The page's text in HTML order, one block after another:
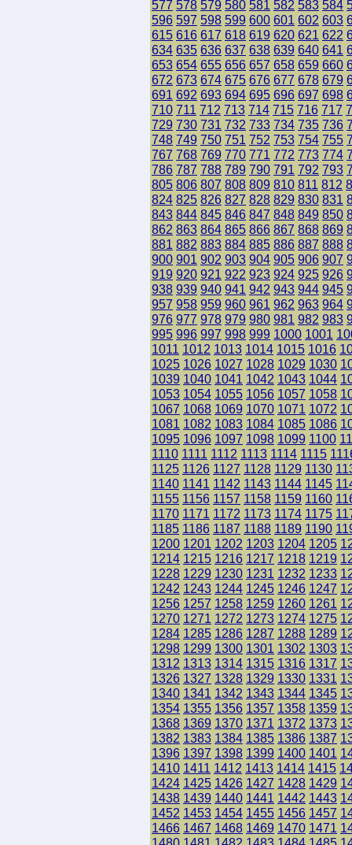
577 578 579 580 581 582 583 584
596 597 598 599 600 601 602 603
615 616 617 618 619 620 621 622
634 635 636 637 638 639 640 641
653 654 655 656 657 658 659 660
672 673 674 675 676 677 678 679
691 692 693 694 695 696 697 698
710 711 712 713 714 715 716 717
729 730 731 732 733 734 735 736
748 749 750 751 752 753 754 755
767 768 769 770 771 772 773 774
786 787 788 789 790 791 792 793
805 806 807 808 809 810 811 812
824 825 826 827 828 829 830 831
843 844 845 846 847 848 849 850
862 863 864 865 866 867 868 869
881 882 883 884 885 886 887 888
900 901 902 903 904 905 906 907
919 920 921 922 923 924 925 926
938 939 940 941 942 943 944 945
957 958 959 960 961 962 963 964
976 977 978 979 980 981 982 983
995 996 997 998 999 1000 1001
1011 1012 1013 1014 1015 1016
1025 1026 1027 1028 1029 1030
1039 1040 1041 1042 1043 1044
1053 1054 1055 1056 1057 1058
1067 1068 1069 1070 1071 1072
1081 1082 1083 1084 1085 1086
1095 1096 1097 1098 1099 1100
1110 1111 1112 1113 1114 1115
1125 1126 1127 1128 1129 1130
1140 1141 1142 1143 1144 1145
1155 1156 1157 1158 1159 1160
1170 1171 1172 1173 1174 1175
1185 1186 1187 1188 1189 1190
1200 1201 1202 1203 1204 1205
1214 1215 1216 1217 1218 1219
1228 1229 1230 1231 1232 1233
1242 1243 1244 1245 1246 1247
1256 1257 1258 1259 1260 1261
1270 1271 1272 1273 1274 1275
1284 1285 1286 1287 1288 1289
1298 1299 1300 1301 1302 1303
1312 1313 1314 1315 1316 1317
1326 1327 1328 1329 1330 1331
1340 1341 1342 1343 1344 1345
1354 1355 1356 1357 1358 1359
1368 1369 1370 1371 1372 1373
1382 1383 1384 1385 1386 1387
1396 1397 1398 1399 1400 1401
1410 1411 1412 1413 1414 1415
1424 1425 1426 1427 1428 1429
1438 1439 1440 1441 1442 1443
1452 1453 1454 1455 1456 1457
1466 1467 1468 1469 1470 1471